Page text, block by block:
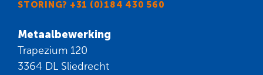
STORING? +31 (0)184 430 560
Metaalbewerking
Trapezium 120
3364 DL Sliedrecht